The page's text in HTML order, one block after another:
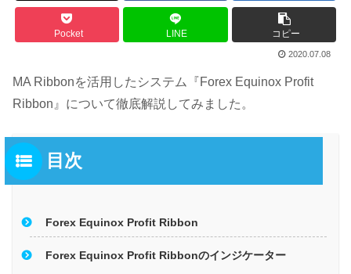
Pocket LINE コピー
2020.07.08
MA Ribbonを活用したシステム『Forex Equinox Profit
Ribbon』について徹底解説してみました。
目次
Forex Equinox Profit Ribbon
Forex Equinox Profit Ribbonのインジケーター